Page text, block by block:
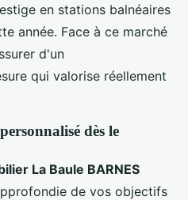
en stations balnéaires
année. Face à ce marché
d'un
qui valorise réellement
dès le
La Baule BARNES
de vos objectifs